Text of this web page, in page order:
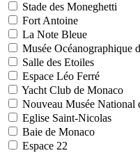
Stade des Moneghetti
Fort Antoine
La Note Bleue
Musée Océanographique
Salle des Etoiles
Espace Léo Ferré
Yacht Club de Monaco
Nouveau Musée National
Eglise Saint-Nicolas
Baie de Monaco
Espace 22